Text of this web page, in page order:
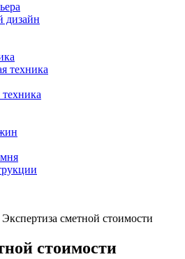
дизайн
техника
Экспертиза сметной стоимости
стоимости